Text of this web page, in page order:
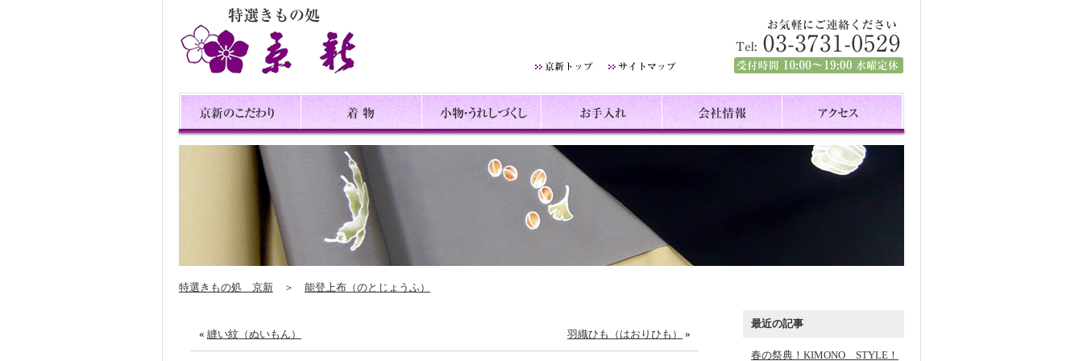
特選きもの処 京新 ＞ 能登上布（のとじょうふ）
« 縫い紋（ぬいもん） 羽織ひも（はおりひも） »
最近の記事
春の祭典！KIMONO STYLE！